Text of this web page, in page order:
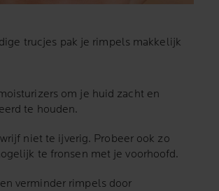
trucjes pak je rimpels makkelijk
om je huid zacht en
te houden.
niet te ijverig. Probeer ook zo
te fronsen met je voorhoofd.
verminder rimpels door